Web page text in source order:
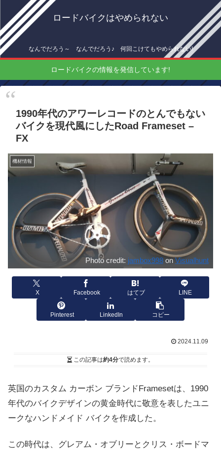
ロードバイクはやめられない
なんでだろう～ なんでだろう♪ 何回こけてもやめられない!
ロードバイクの情報を発信しています!
1990年代のアワーレコードのとんでもない
バイクを現代風にしたRoad Frameset –
FX
機材情報
Photo credit: jambox998onVisualhunt
X Facebook はてブ LINE
Pinterest LinkedIn コピー
2024.11.09
この記事は約4分で読めます。
英国のカスタム カーボン ブランドFramesetは、1990
年代のバイクデザインの黄金時代に敬意を表したユニ
ークなハンドメイド バイクを作成した。
この時代は、グレアム・オブリーとクリス・ボードマ